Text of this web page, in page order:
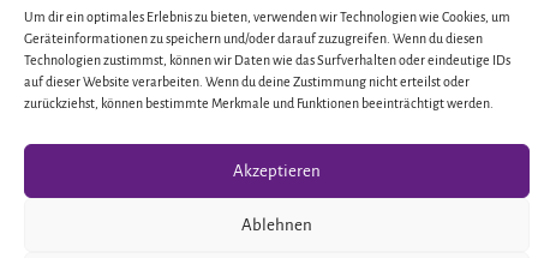
Um dir ein optimales Erlebnis zu bieten, verwenden wir Technologien wie Cookies, um
Geräteinformationen zu speichern und/oder darauf zuzugreifen. Wenn du diesen
Technologien zustimmst, können wir Daten wie das Surfverhalten oder eindeutige IDs
auf dieser Website verarbeiten. Wenn du deine Zustimmung nicht erteilst oder
zurückziehst, können bestimmte Merkmale und Funktionen beeinträchtigt werden.
Akzeptieren
Ablehnen
Copyright © 2026 wirf-mich-nicht-weg.de
Presse
InstagramYouTube